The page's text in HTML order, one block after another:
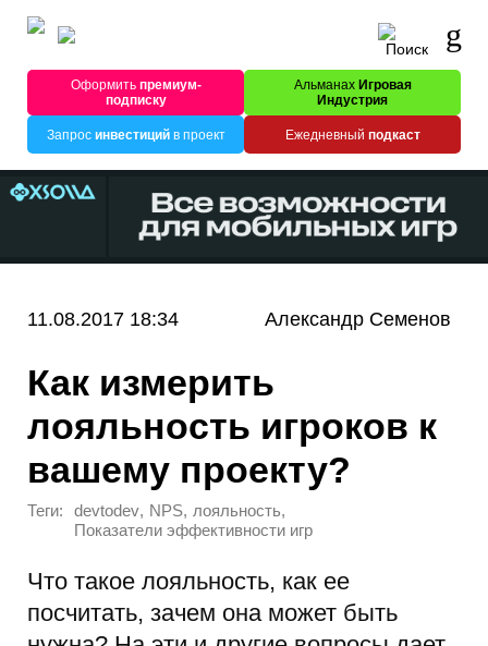
Оформитьпремиум-
подписку
Альманах Игровая
Индустрия
Запрос инвестицийв проект Ежедневный подкаст
11.08.2017 18:34 Александр Семенов
Как измерить
лояльность игроков к
вашему проекту?
Теги: devtodev, NPS, лояльность,
Показатели эффективности игр
Что такое лояльность, как ее
посчитать, зачем она может быть